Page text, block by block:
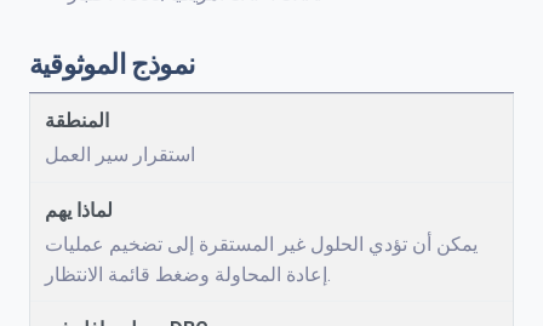
نموذج الموثوقية
استقرار سير العمل
يمكن أن تؤدي الحلول غير المستقرة إلى تضخيم عمليات